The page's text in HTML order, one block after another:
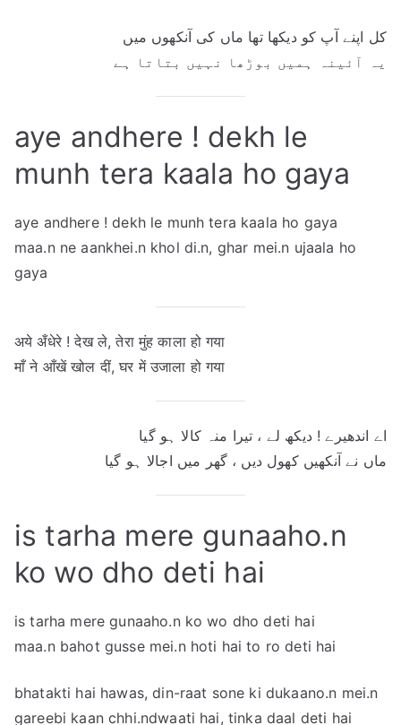
کل اپنے آپ کو دیکھا تھا ماں کی آنکھوں میں
یہ آئینہ ہمیں بوڑھا نہیں بتاتا ہے
aye andhere ! dekh le
munh tera kaala ho gaya
aye andhere ! dekh le munh tera kaala ho gaya
maa.n ne aankhei.n khol di.n, ghar mei.n ujaala ho
gaya
अये अँधेरे ! देख ले, तेरा मुंह काला हो गया
माँ ने आँखें खोल दीं, घर में उजाला हो गया
اے اندھیرے ! دیکھ لے ، تیرا منہ کالا ہو گیا
ماں نے آنکھیں کھول دیں ، گھر میں اجالا ہو گیا
is tarha mere gunaaho.n
ko wo dho deti hai
is tarha mere gunaaho.n ko wo dho deti hai
maa.n bahot gusse mei.n hoti hai to ro deti hai
bhatakti hai hawas, din-raat sone ki dukaano.n mei.n
gareebi kaan chhi.ndwaati hai, tinka daal deti hai